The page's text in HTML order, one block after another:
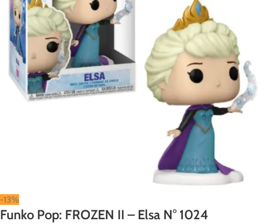
-13%
Funko Pop: FROZEN II – Elsa N° 1024